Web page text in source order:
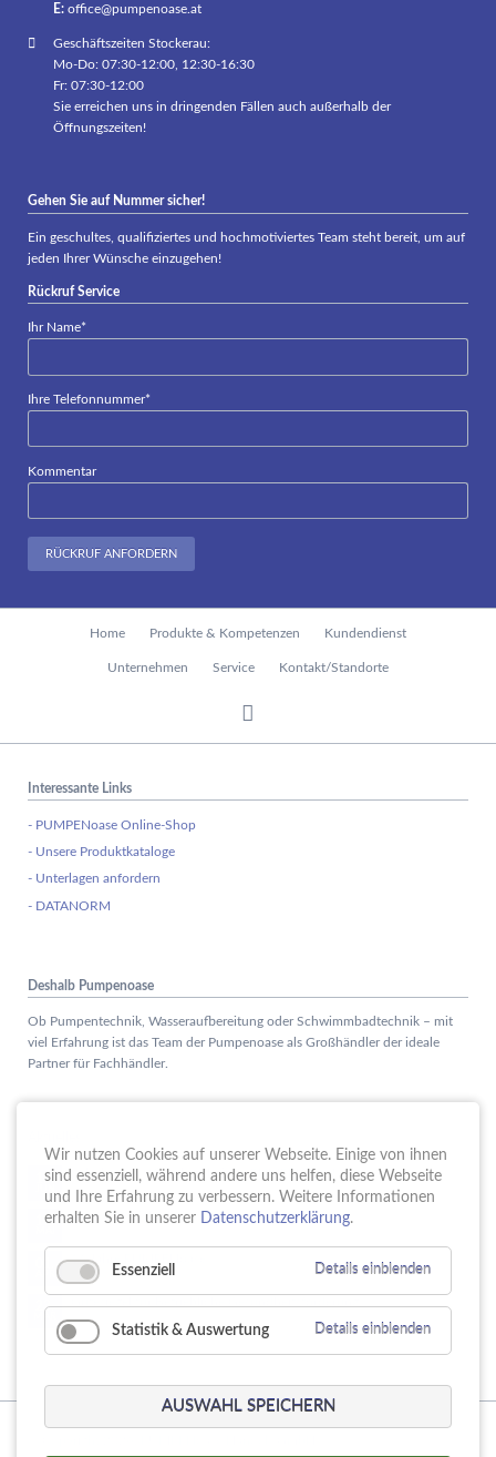
E: office@pumpenoase.at
Geschäftszeiten Stockerau:
Mo-Do: 07:30-12:00, 12:30-16:30
Fr: 07:30-12:00
Sie erreichen uns in dringenden Fällen auch außerhalb der
Öffnungszeiten!
Gehen Sie auf Nummer sicher!
Ein geschultes, qualifiziertes und hochmotiviertes Team steht bereit, um auf
jeden Ihrer Wünsche einzugehen!
Rückruf Service
Pflichtfeld
Ihr Name*
Pflichtfeld
Ihre Telefonnummer*
Kommentar
RÜCKRUF ANFORDERN
Home Produkte & Kompetenzen Kundendienst
Unternehmen Service Kontakt/Standorte
Interessante Links
- PUMPENoase Online-Shop
- Unsere Produktkataloge
- Unterlagen anfordern
- DATANORM
Deshalb Pumpenoase
Ob Pumpentechnik, Wasseraufbereitung oder Schwimmbadtechnik – mit
viel Erfahrung ist das Team der Pumpenoase als Großhändler der ideale
Partner für Fachhändler.
15. Schule trifft Wirtschaft bei der PUMPENoase!
18. Vortrag IT-Sicherheit
16 Jahre PUMPENoase
23.
Wir nutzen Cookies auf unserer Webseite. Einige von ihnen
sind essenziell, während andere uns helfen, diese Webseite
und Ihre Erfahrung zu verbessern. Weitere Informationen
erhalten Sie in unserer Datenschutzerklärung.
Essenziell Details einblenden
Statistik & Auswertung Details einblenden
AUSWAHL SPEICHERN